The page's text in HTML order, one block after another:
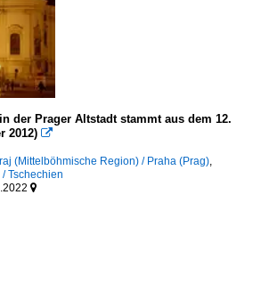
der Prager Altstadt stammt aus dem 12.
2012) 
(Mittelböhmische Region) / Praha (Prag)
Tschechien
